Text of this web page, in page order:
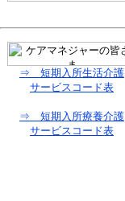
⇒ 短期入所生活介護
サービスコード表
⇒ 短期入所療養介護
サービスコード表